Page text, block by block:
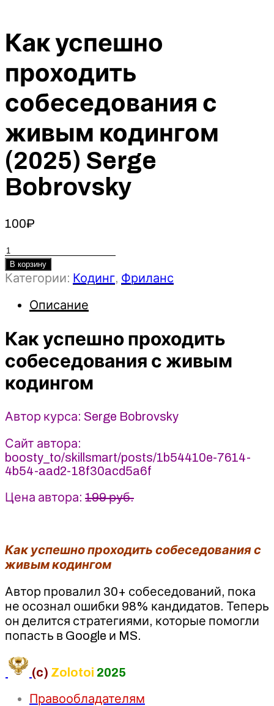
Как успешно
проходить
собеседования с
живым кодингом
(2025) Serge
Bobrovsky
100₽
Количество
товара
Как
проходить
с
живым
кодингом
(2025)
Serge
В корзину
Категории: Кодинг, Фриланс
Описание
Как успешно проходить
собеседования с живым
кодингом
Автор курса: Serge Bobrovsky
Сайт автора:
boosty_to/skillsmart/posts/1b54410e-7614-
4b54-aad2-18f30acd5a6f
Цена автора: 199 руб.
Как успешно проходить собеседования с
живым кодингом
Автор провалил 30+ собеседований, пока
не осознал ошибки 98% кандидатов. Теперь
он делится стратегиями, которые помогли
попасть в Google и MS.
(c) Zolotoi 2025
Правообладателям